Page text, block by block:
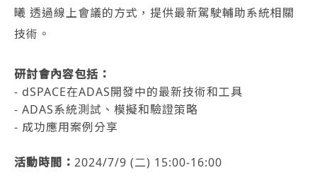
曦 透過線上會議的方式，提供最新駕駛輔助系統相關
技術。
研討會內容包括：
- dSPACE在ADAS開發中的最新技術和工具
- ADAS系統測試、模擬和驗證策略
- 成功應用案例分享
活動時間： 2024/7/9 (二) 15:00-16:00